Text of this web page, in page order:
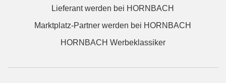
Lieferant werden bei HORNBACH
Marktplatz-Partner werden bei HORNBACH
HORNBACH Werbeklassiker